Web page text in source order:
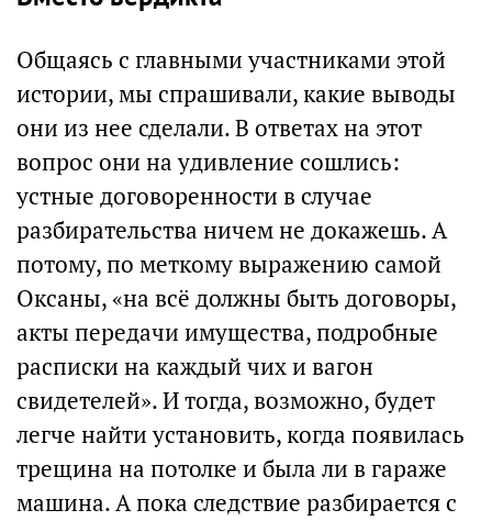
Общаясь с главными участниками этой
истории, мы спрашивали, какие выводы
они из нее сделали. В ответах на этот
вопрос они на удивление сошлись:
устные договоренности в случае
разбирательства ничем не докажешь. А
потому, по меткому выражению самой
Оксаны, «на всё должны быть договоры,
акты передачи имущества, подробные
расписки на каждый чих и вагон
свидетелей». И тогда, возможно, будет
легче найти установить, когда появилась
трещина на потолке и была ли в гараже
машина. А пока следствие разбирается с